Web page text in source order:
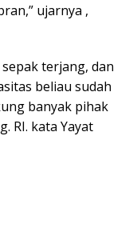
ujarnya ,
terjang, dan
beliau sudah
banyak pihak
RI. kata Yayat